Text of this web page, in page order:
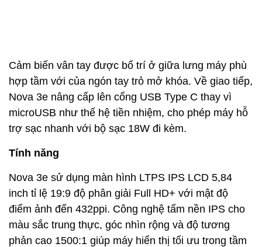
Cảm biến vân tay được bố trí ở giữa lưng máy phù
hợp tầm với của ngón tay trỏ mở khóa. Về giao tiếp,
Nova 3e nâng cấp lên cổng USB Type C thay vì
microUSB như thế hệ tiền nhiệm, cho phép máy hỗ
trợ sạc nhanh với bộ sạc 18W đi kèm.
Tính năng
Nova 3e sử dụng màn hình LTPS IPS LCD 5,84
inch tỉ lệ 19:9 độ phân giải Full HD+ với mật độ
điểm ảnh đến 432ppi. Công nghệ tấm nền IPS cho
màu sắc trung thực, góc nhìn rộng và độ tương
phản cao 1500:1 giúp máy hiển thị tối ưu trong tầm